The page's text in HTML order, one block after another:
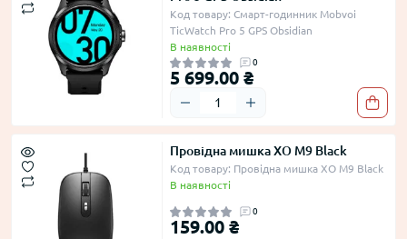
Код товару: Смарт-годинник Mobvoi
TicWatch Pro 5 GPS Obsidian
В наявності
0
5 699.00 ₴
Провідна мишка XO M9 Black
Код товару: Провідна мишка XO M9 Black
В наявності
0
159.00 ₴